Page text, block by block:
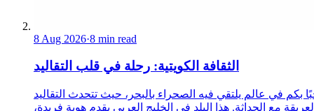
8 Aug 2026·8 min read
الثقافة الكويتية: رحلة في قلب التقاليد
بكم في عالم يلتقي فيه الصحراء بالبحر، حيث تتحدث التقاليد
مع الحداثة. هذا البلد في الخليج العربي يقدم هوية فريدة،